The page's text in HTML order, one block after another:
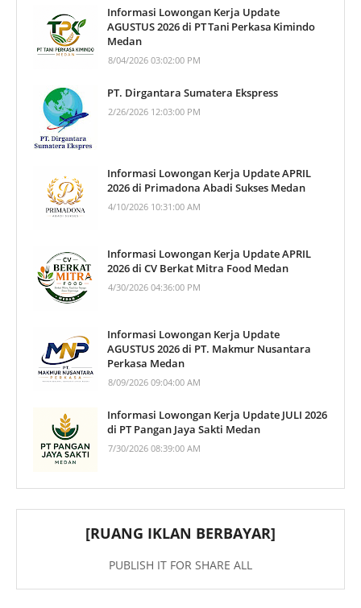
Informasi Lowongan Kerja Update
AGUSTUS 2026 di PT Tani Perkasa Kimindo
Medan
8/04/2026 03:02:00 PM
PT. Dirgantara Sumatera Ekspress
2/26/2026 12:03:00 PM
Informasi Lowongan Kerja Update APRIL
2026 di Primadona Abadi Sukses Medan
4/10/2026 10:31:00 AM
Informasi Lowongan Kerja Update APRIL
2026 di CV Berkat Mitra Food Medan
4/30/2026 04:36:00 PM
Informasi Lowongan Kerja Update
AGUSTUS 2026 di PT. Makmur Nusantara
Perkasa Medan
8/09/2026 09:04:00 AM
Informasi Lowongan Kerja Update JULI 2026
di PT Pangan Jaya Sakti Medan
7/30/2026 08:39:00 AM
[RUANG IKLAN BERBAYAR]
PUBLISH IT FOR SHARE ALL